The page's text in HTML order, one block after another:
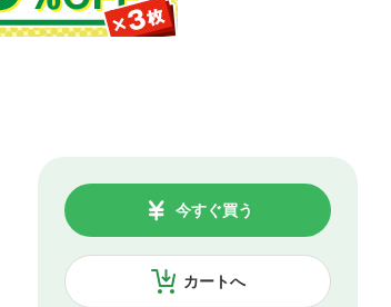
カートへ
今すぐ買う